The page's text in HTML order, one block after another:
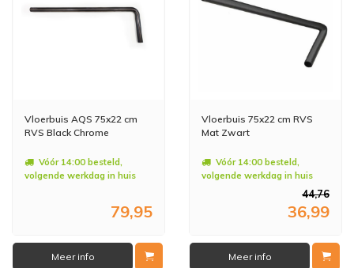
Vloerbuis AQS 75x22 cm
RVS Black Chrome
Vóór 14:00 besteld,
volgende werkdag in huis
79,95
Meer info
Vloerbuis 75x22 cm RVS
Mat Zwart
Vóór 14:00 besteld,
volgende werkdag in huis
44,76
36,99
Meer info